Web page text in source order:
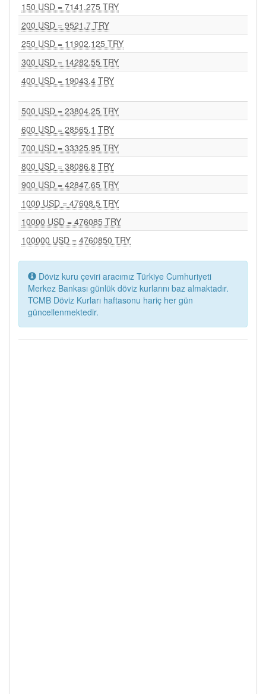
150 USD = 7141.275 TRY
200 USD = 9521.7 TRY
250 USD = 11902.125 TRY
300 USD = 14282.55 TRY
400 USD = 19043.4 TRY
500 USD = 23804.25 TRY
600 USD = 28565.1 TRY
700 USD = 33325.95 TRY
800 USD = 38086.8 TRY
900 USD = 42847.65 TRY
1000 USD = 47608.5 TRY
10000 USD = 476085 TRY
100000 USD = 4760850 TRY
Döviz kuru çeviri aracımız Türkiye Cumhuriyeti
Merkez Bankası günlük döviz kurlarını baz almaktadır.
TCMB Döviz Kurları haftasonu hariç her gün
güncellenmektedir.